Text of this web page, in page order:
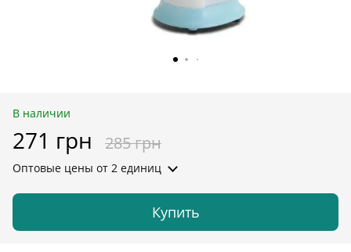
В наличии
271 грн 285 грн
Оптовые цены от 2 единиц
Купить